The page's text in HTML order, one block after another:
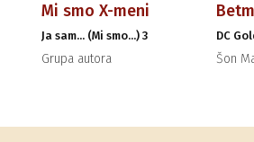
Mi smo X-meni
Ja sam... (Mi smo...) 3
Grupa autora
DC
Šon